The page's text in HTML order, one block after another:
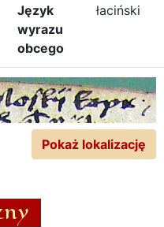
Język
wyrazu
obcego
łaciński
Pokaż lokalizację